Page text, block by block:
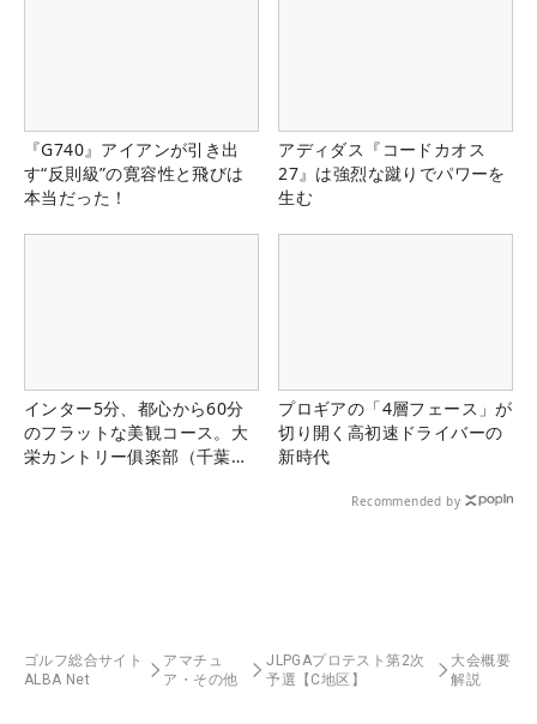
『G740』アイアンが引き出
す“反則級”の寛容性と飛びは
本当だった！
アディダス『コードカオス
27』は強烈な蹴りでパワーを
生む
インター5分、都心から60分
のフラットな美観コース。大
栄カントリー俱楽部（千葉
プロギアの「4層フェース」が
切り開く高初速ドライバーの
新時代
Recommended by
ゴルフ総合サイト
ALBA Net
アマチュ
ア・その他
JLPGAプロテスト第2次
予選【C地区】
大会概要
解説